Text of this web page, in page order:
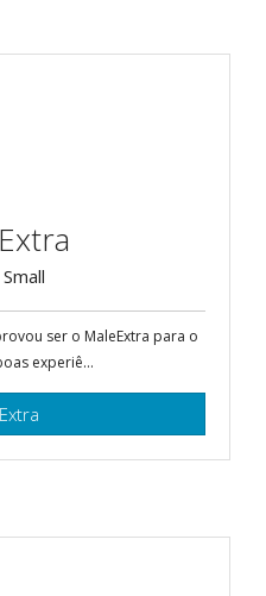
ser o MaleExtra para o
experiê...